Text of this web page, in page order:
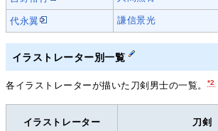
代永翼 謙信景光
イラストレーター別一覧
各イラストレーターが描いた刀剣男士の一覧。 *2
イラストレーター 刀剣